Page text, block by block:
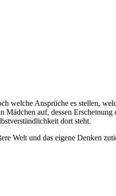
welche Ansprüche es stellen,
Mädchen auf, dessen Erscheinung
dort steht.
Welt und das eigene Denken